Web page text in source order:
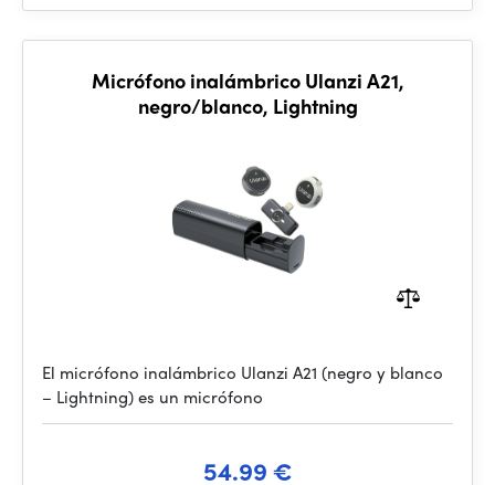
Micrófono inalámbrico Ulanzi A21,
negro/blanco, Lightning
El micrófono inalámbrico Ulanzi A21 (negro y blanco
– Lightning) es un micrófono
54.99 €